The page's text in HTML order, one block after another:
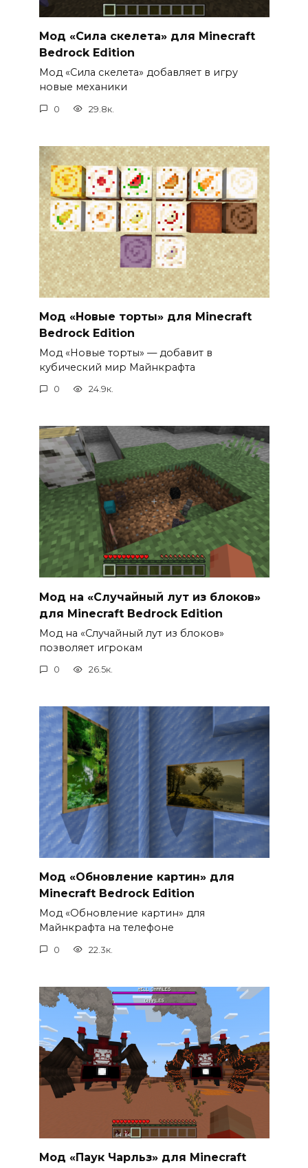
Мод «Сила скелета» для Minecraft
Bedrock Edition
Мод «Сила скелета» добавляет в игру
новые механики
0 29.8к.
Мод «Новые торты» для Minecraft
Bedrock Edition
Мод «Новые торты» — добавит в
кубический мир Майнкрафта
0 24.9к.
Мод на «Случайный лут из блоков»
для Minecraft Bedrock Edition
Мод на «Случайный лут из блоков»
позволяет игрокам
0 26.5к.
Мод «Обновление картин» для
Minecraft Bedrock Edition
Мод «Обновление картин» для
Майнкрафта на телефоне
0 22.3к.
Мод «Паук Чарльз» для Minecraft